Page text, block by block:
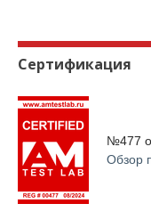
Сертификация
№477
Обзор